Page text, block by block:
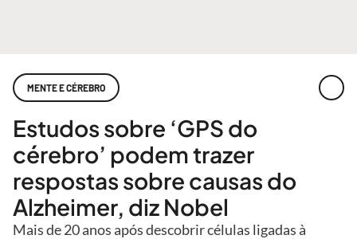
MENTE E CÉREBRO
Estudos sobre ‘GPS do
cérebro’ podem trazer
respostas sobre causas do
Alzheimer, diz Nobel
Mais de 20 anos após descobrir células ligadas à